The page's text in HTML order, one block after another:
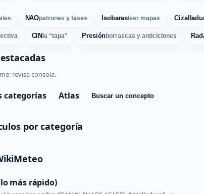
NAOpatrones y fases Isobarasleer mapas
CIN la “tapa” Presiónborrascas y anticiclones
revisa consola.
categorías Atlas Buscar un concepto
por categoría
más rápido)